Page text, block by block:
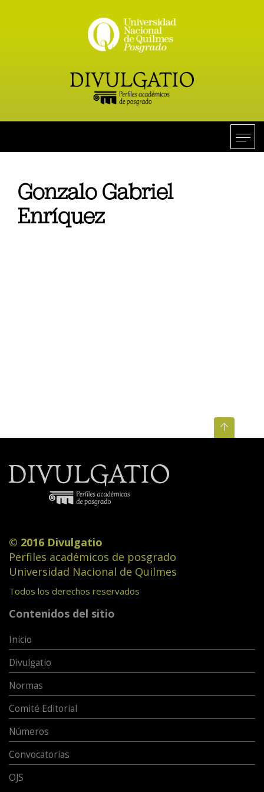
Gonzalo Gabriel
Enríquez
© 2016 Divulgatio
Perfiles académicos de posgrado
Universidad Nacional de Quilmes
Todos los derechos reservados
Contenidos del sitio
Inicio
Divulgatio
Normas
Comité Editorial
Números
Convocatorias
OJS